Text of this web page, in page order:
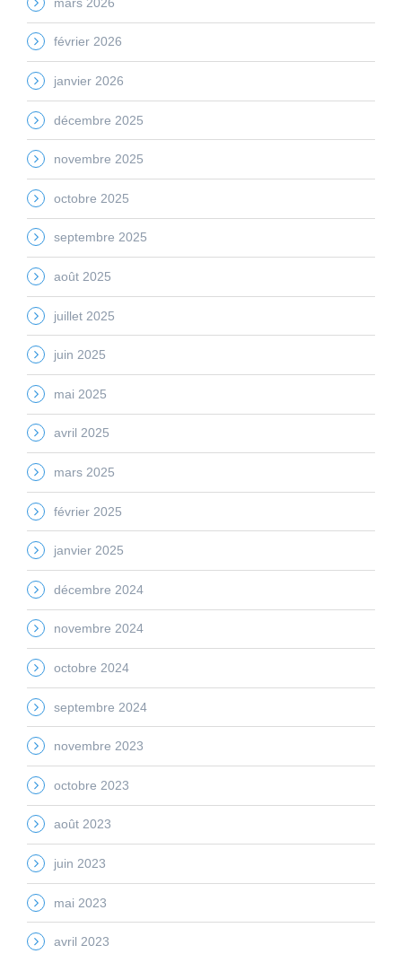
février 2026
janvier 2026
décembre 2025
novembre 2025
octobre 2025
septembre 2025
août 2025
juillet 2025
juin 2025
mai 2025
avril 2025
mars 2025
février 2025
janvier 2025
décembre 2024
novembre 2024
octobre 2024
septembre 2024
novembre 2023
octobre 2023
août 2023
juin 2023
mai 2023
avril 2023